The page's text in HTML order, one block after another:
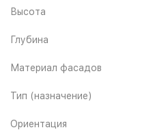
Высота
Глубина
Материал фасадов
Тип (назначение)
Ориентация